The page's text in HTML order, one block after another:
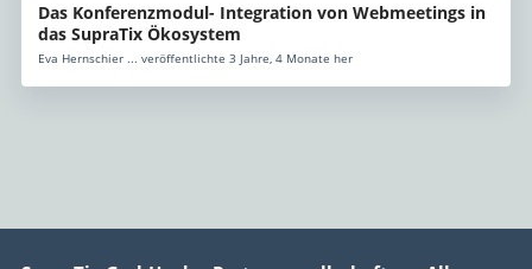
Das Konferenzmodul- Integration von Webmeetings in
das SupraTix Ökosystem
Eva Hernschier ... veröffentlichte 3 Jahre, 4 Monate her